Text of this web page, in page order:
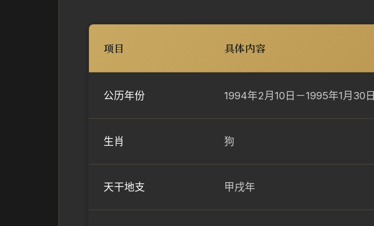
项目 具体内容
公历年份 1994年2月10日－1995年1月30日
生肖 狗
天干地支 甲戌年